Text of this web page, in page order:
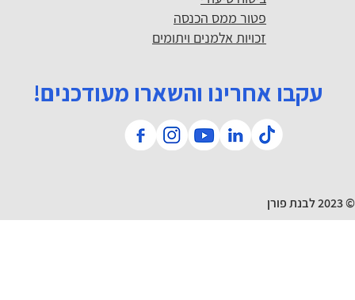
פטור ממס הכנסה
זכויות אלמנים ויתומים
עקבו אחרינו והשארו מעודכנים!
© 2023 לבנת פורן